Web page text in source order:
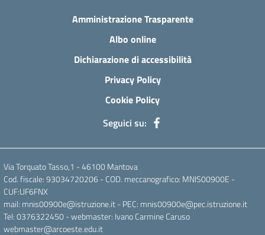
Amministrazione Trasparente
Albo online
Dichiarazione di accessibilità
Privacy Policy
Cookie Policy
Seguici su:
Via Torquato Tasso,1 - 46100 Mantova
Cod. fiscale: 93034720206 - COD. meccanografico: MNIS00900E -
CUF:UF6FNX
mail: mnis00900e@istruzione.it - PEC: mnis00900e@pec.istruzione.it
Tel: 0376322450 - webmaster: Ivano Carmine Caruso
webmaster@arcoeste.edu.it